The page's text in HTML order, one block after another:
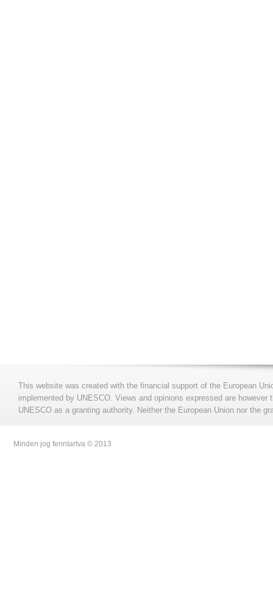
This website was created with the financial support of the European
implemented by UNESCO. Views and opinions expressed are
UNESCO as a granting authority. Neither the European Union nor the
Minden jog fenntartva © 2013